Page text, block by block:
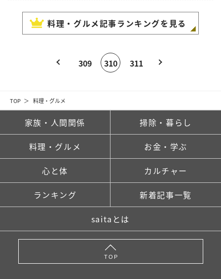
TOP 料理・グルメ
料理・グルメ記事ランキングを見る
309 310 311
家族・人間関係 掃除・暮らし
料理・グルメ お金・学ぶ
心と体 カルチャー
ランキング 新着記事一覧
saitaとは
TOP